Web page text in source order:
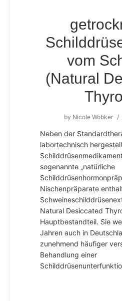
vom
(Natural
by Nicole Wobker /
Neben der
labortechnisch
sogenannte „natürliche
Nischenpräparate
Natural Desiccated
Hauptbestandteil. Sie
Jahren auch in
zunehmend häufiger
Behandlung einer